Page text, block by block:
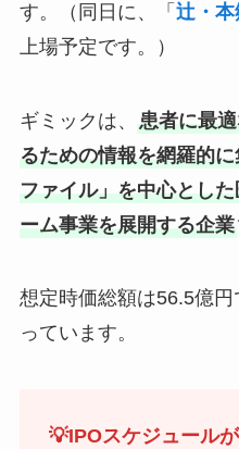
す。（同日に、「 辻・
上場予定です。）
ギミックは、 患者に最
るための情報を網羅的
ファイル」を中心とし
ーム事業を展開する企業
想定時価総額は56.5億
っています。
💡IPOスケジュール